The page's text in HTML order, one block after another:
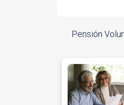
Pensión